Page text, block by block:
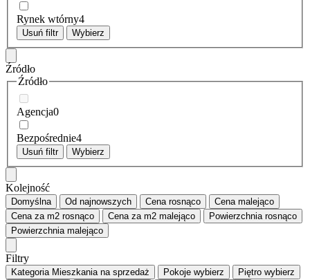
Rynek wtórny4
Usuń filtr Wybierz
Źródło
Źródło
Agencja0
Bezpośrednie4
Usuń filtr Wybierz
Kolejność
Domyślna Od najnowszych Cena rosnąco Cena malejąco
Cena za m2 rosnąco Cena za m2 malejąco Powierzchnia rosnąco
Powierzchnia malejąco
Filtry
Kategoria Mieszkania na sprzedaż Pokoje wybierz Piętro wybierz